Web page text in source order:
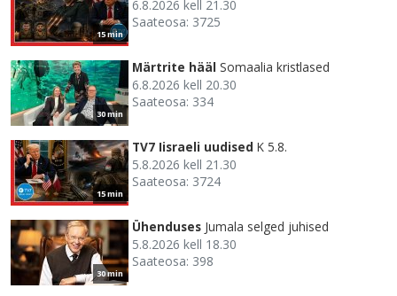
15 min
6.8.2026 kell 21.30
Saateosa: 3725
30 min
Märtrite hääl Somaalia kristlased
6.8.2026 kell 20.30
Saateosa: 334
15 min
TV7 Iisraeli uudised K 5.8.
5.8.2026 kell 21.30
Saateosa: 3724
30 min
Ühenduses Jumala selged juhised
5.8.2026 kell 18.30
Saateosa: 398